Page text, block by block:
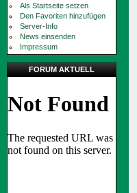
Als Startseite setzen
Den Favoriten hinzufügen
Server-Info
News einsenden
Impressum
FORUM AKTUELL